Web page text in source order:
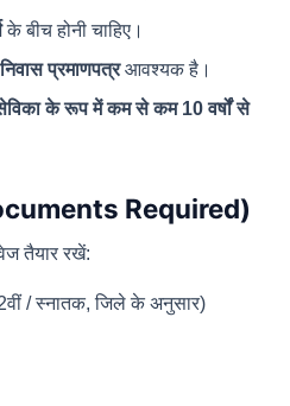
के बीच होनी चाहिए।
प्रमाणपत्रआवश्यक है।
के रूप में कम से कम 10 वर्षों से
Required)
तैयार रखें:
/ स्नातक, जिले के अनुसार)